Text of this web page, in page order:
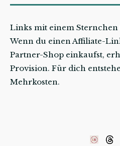
Links mit einem Sternchen
Wenn du einen Affiliate-
Partner-Shop einkaufst,
Provision. Für dich
Mehrkosten.